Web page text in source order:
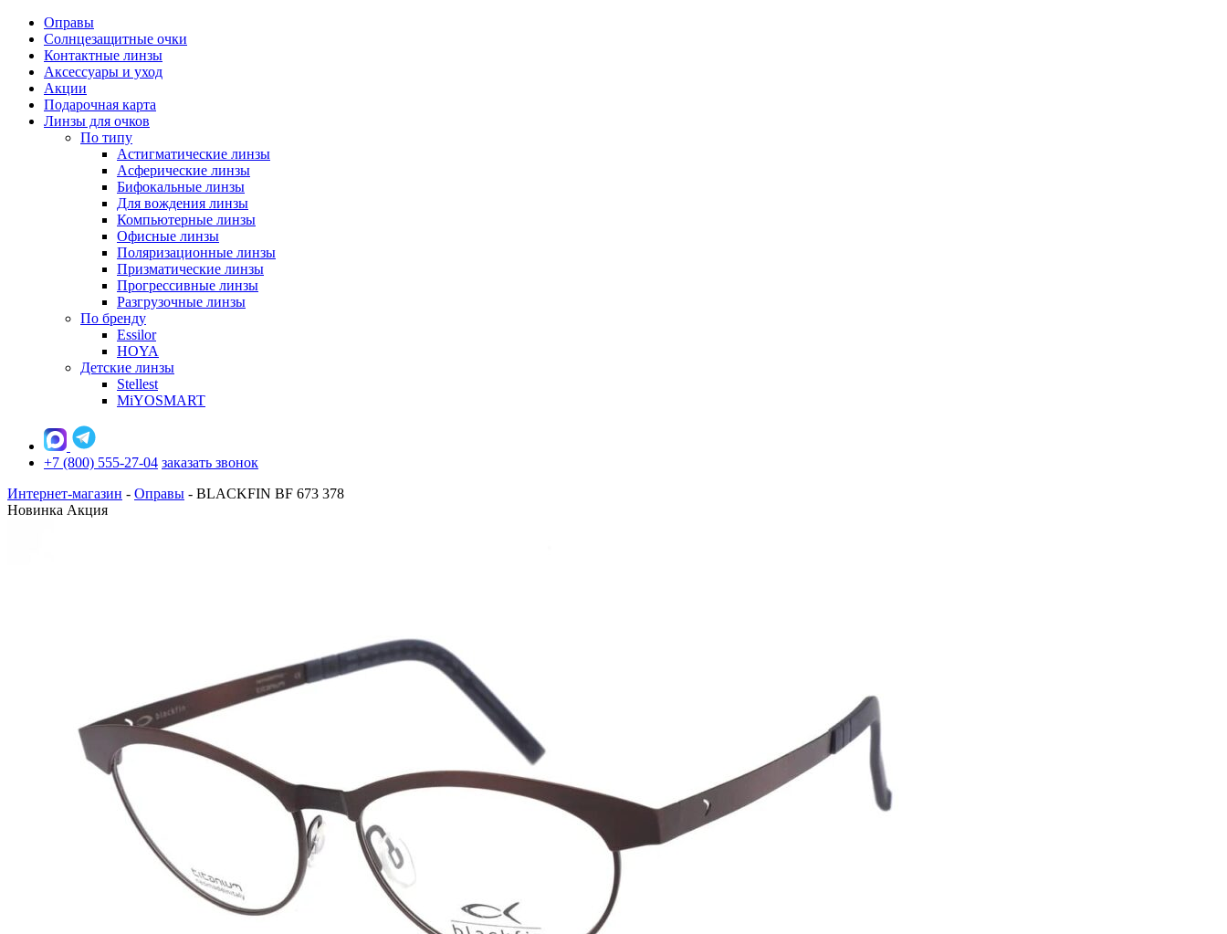
Оправы
Солнцезащитные очки
Контактные линзы
Аксессуары и уход
Акции
Подарочная карта
Линзы для очков
По типу
Астигматические линзы
Асферические линзы
Бифокальные линзы
Для вождения линзы
Компьютерные линзы
Офисные линзы
Поляризационные линзы
Призматические линзы
Прогрессивные линзы
Разгрузочные линзы
По бренду
Essilor
HOYA
Детские линзы
Stellest
MiYOSMART
+7 (800) 555-27-04 заказать звонок
Интернет-магазин - Оправы - BLACKFIN BF 673 378
Новинка Акция